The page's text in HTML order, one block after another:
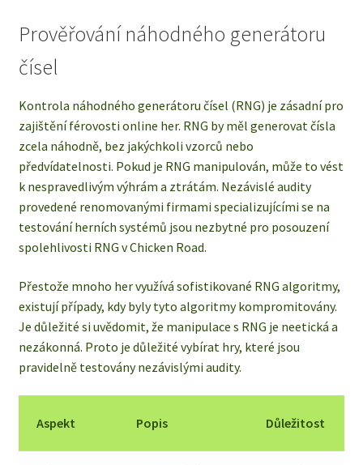
Prověřování náhodného generátoru
čísel
Kontrola náhodného generátoru čísel (RNG) je zásadní pro
zajištění férovosti online her. RNG by měl generovat čísla
zcela náhodně, bez jakýchkoli vzorců nebo
předvídatelnosti. Pokud je RNG manipulován, může to vést
k nespravedlivým výhrám a ztrátám. Nezávislé audity
provedené renomovanými firmami specializujícími se na
testování herních systémů jsou nezbytné pro posouzení
spolehlivosti RNG v Chicken Road.
Přestože mnoho her využívá sofistikované RNG algoritmy,
existují případy, kdy byly tyto algoritmy kompromitovány.
Je důležité si uvědomit, že manipulace s RNG je neetická a
nezákonná. Proto je důležité vybírat hry, které jsou
pravidelně testovány nezávislými audity.
Aspekt Popis Důležitost